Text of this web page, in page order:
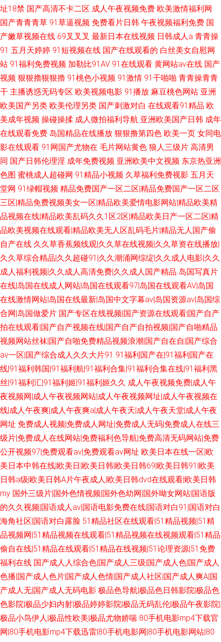
址18禁 国产高清不卡二区 成人午夜视频免费 欧美激情福利网
国产青青青草 91草逼视频 免费看片日韩 午夜视频福利免费 国
产嫩草视频在线 69叉叉叉 最新日本在线视频 日韩成人a 青青操
91 五月天婷婷 91短视频在线 国产在线观看的 白丝美女自慰网
站 91福利免费视频 加勒比91AV 91在线观看 黄网站av在线 国产
视频 狠狠擼狠狠擼 91桃色小视频 91激情 91干啪啪 青青操青青
干 主播诱惑无码专区 欧美视频电影 91播放 麻豆桃色网站 亚洲
欧美国产另类 欧美伦理另类 国产刺激对白 在线观看91精品 欧
美成年视频 操碰操揉 成人微拍福利导航 亚洲欧美国产日韩 成年
在线观看免费 岛国精品在线播放 狠狠撸第四色 欧美一页 女同电
影在线观看 91网国产尤物在 毛片网站黄色 狼人三级片 高清男
同 国产日韩伦理淫 成年免费视频 亚洲欧美中文视频 东京热亚洲
色图 蜜桃成人超碰网 91精品小视频 久草福利免费视影 五月天
堂网 91绿帽视频 精品免费国产一区二区|精品免费国产一区二区
三区|精品免费视频美女一区|精品欧美爱情电影网站|精品欧美精
品视频在线|精品欧美乱码久久1区2区|精品欧美日产一区二区|精
品欧美视频在线观看|精品欧美无人区乱码毛片|精品无人国产偷
自产在线 久久草香蕉频线观|久久草在线视频|久久草资在线播放|
久久草综合精品|久久超碰91|久久潮涌网综绽|久久成人电影|久久
成人福利视频|久久成人高清免费|久久成人国产精品 岛国写真片
在线|岛国在线成人网站|岛国在线观看97|岛国在线观看AV|岛国
在线激情网站|岛国在线最新|岛国中文字幕av|岛国资源av|岛国综
合网|岛国做爱片 国产专区在线视频|国产资源在线观看|国产自产
拍在线观看|国产自产视频在线|国产自产自拍视频|国产自啪精品
视频网站丝袜|国产自啪免费精品视频浪潮|国产自在自|国产综合
av一区|国产综合成人久久大片91 91福利国产在|91福利国产在
线|91福利韩国|91福利航|91福利合集|91福利合集在线|91福利黑
丝|91福利汇|91福利姬|91福利姬久久 成人午夜视频免费|成人午
夜视频网|成人午夜视频网站|成人午夜视频网址|成人午夜视频在
线|成人午夜爽|成人午夜爽a|成人午夜天|成人午夜天堂|成人午夜
网址 免费成人视频|免费成人网址|免费成人无码|免费成人在线三
级片|免费成人在线网站|免费福利色导航|免费高清无码网站|免费
公开视频97|免费观看av|免费观看av网址 欧美日本在线一区|欧
美日本中韩在线|欧美日|欧美日韩|欧美日韩69|欧美日韩91|欧美
日韩a级|欧美日韩A片午夜成人|欧美日韩dvd在线观看|欧美日韩
my 国外三级片|国外色情视频|国外色幼网|国外呦女网站|国语版
的久久视频|国语成人av|国语电影免费在线|国语对白91|国语对白
海角社区|国语对白露脸 51精品社区在线观看|51精品视频|51精
品视频网|51精品视频在线观看|51精品视频在线视频观看|51精品
偷自在线|51精品在线观看|51精品在线视频|51论理资源|51免费
福利在线 国产成人人综合色|国产成人三级|国产成人色|国产成人
色播|国产成人色片|国产成人色情|国产成人社区|国产成人爽A|国
产成人无|国产成人无码电影 极品色导航|极品色日韩影院|极品色
色影院|极品少妇内射|极品婷婷影院|极品无码乱伦|极品午夜影院|
极品小鸟伊人|极品性欧美|极品尤物娇喘 80手机电影mp4下载官
网|80手机电影mp4下载迅雷|80手机电影网|80手机电影网站|80